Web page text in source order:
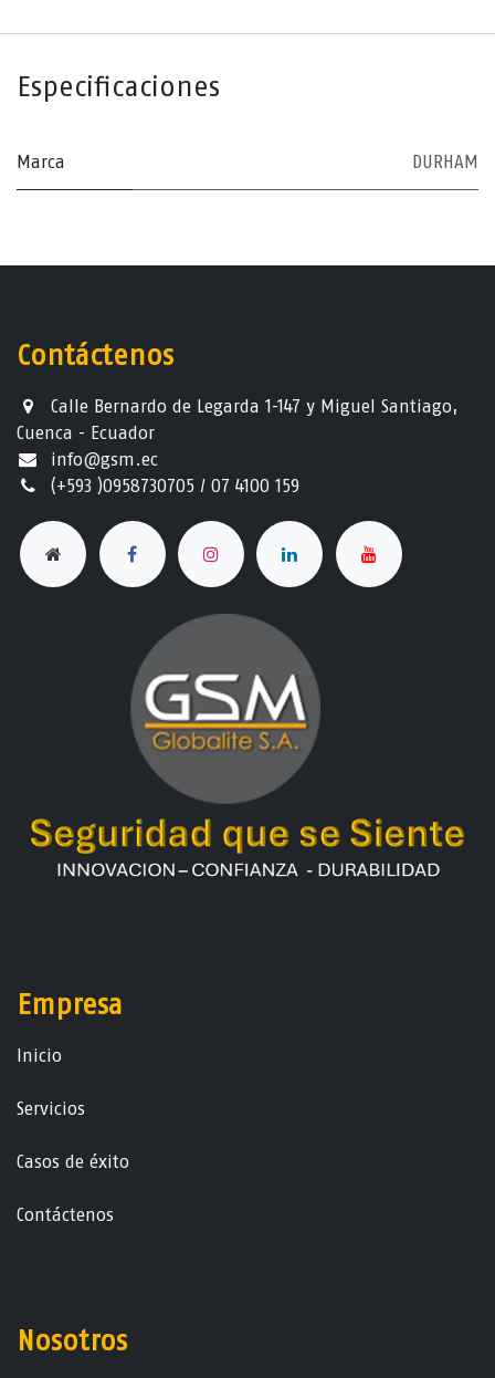
Especificaciones
Marca DURHAM
Contáctenos
Calle Bernardo de Legarda 1-147 y Miguel Santiago,
Cuenca - Ecuador
info@gsm.ec​
(+593 )0958730705 / 07 4100 159
Empresa
Ini​ci​o
Servicios
Casos de éxito
Contáctenos
Nosotros